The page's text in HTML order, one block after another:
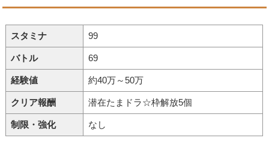
スタミナ 99
バトル 69
経験値 約40万～50万
クリア報酬 潜在たまドラ☆枠解放5個
制限・強化 なし